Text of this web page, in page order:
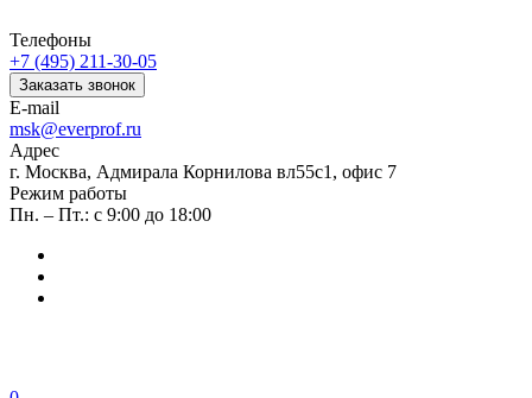
Телефоны
+7 (495) 211-30-05
Заказать звонок
E-mail
msk@everprof.ru
Адрес
г. Москва, Адмирала Корнилова вл55с1, офис 7
Режим работы
Пн. – Пт.: с 9:00 до 18:00